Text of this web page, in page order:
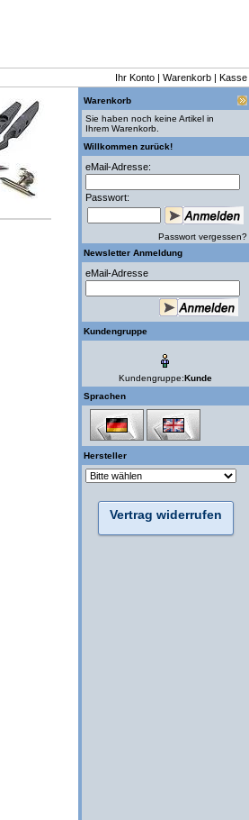
Ihr Konto | Warenkorb | Kasse
Warenkorb
Sie haben noch keine Artikel in
Ihrem Warenkorb.
Willkommen zurück!
eMail-Adresse:
Passwort:
Passwort vergessen?
Newsletter Anmeldung
eMail-Adresse
Kundengruppe
Kundengruppe:Kunde
Sprachen
Hersteller
Vertrag widerrufen